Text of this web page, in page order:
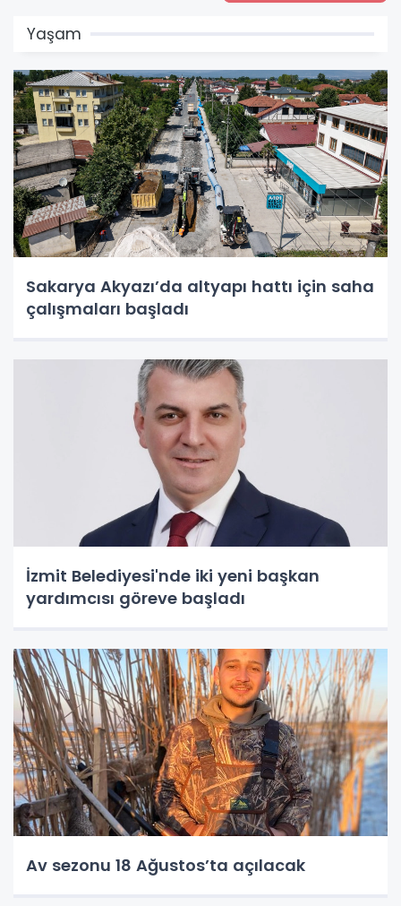
Yaşam
Sakarya Akyazı’da altyapı hattı için saha
çalışmaları başladı
İzmit Belediyesi'nde iki yeni başkan
yardımcısı göreve başladı
Av sezonu 18 Ağustos’ta açılacak